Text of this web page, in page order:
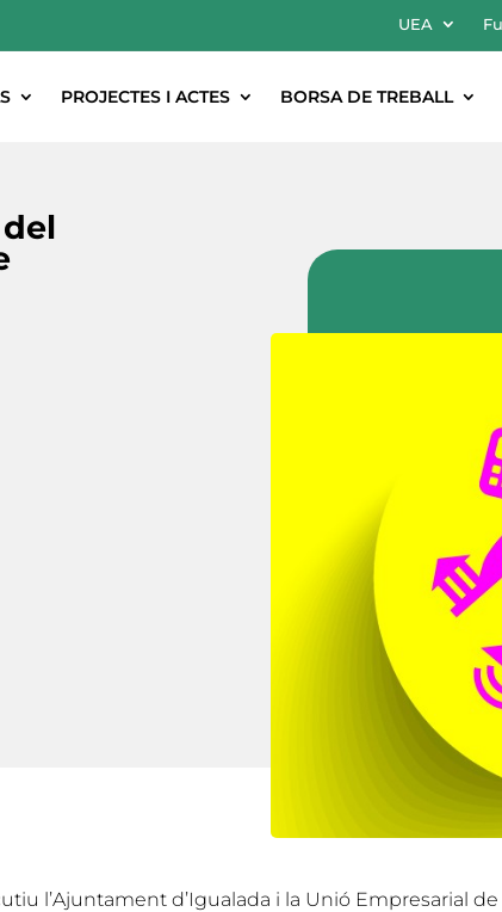
UEA
PROJECTES I ACTES BORSA DE TREBALL
l’Ajuntament d’Igualada i la Unió Empresarial de